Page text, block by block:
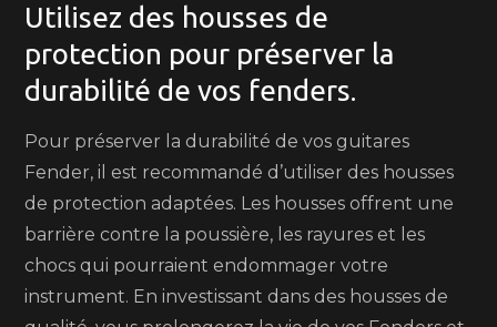
Utilisez des housses de
protection pour préserver la
durabilité de vos fenders.
Pour préserver la durabilité de vos guitares
Fender, il est recommandé d’utiliser des housses
de protection adaptées. Les housses offrent une
barrière contre la poussière, les rayures et les
chocs qui pourraient endommager votre
instrument. En investissant dans des housses de